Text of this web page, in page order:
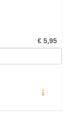
€ 5,95